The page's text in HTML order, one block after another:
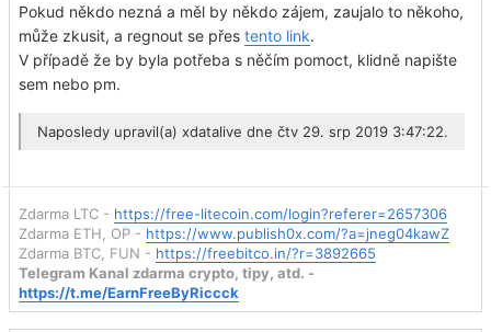
Pokud někdo nezná a měl by někdo zájem, zaujalo to někoho,
může zkusit, a regnout se přes tento link.
V případě že by byla potřeba s něčím pomoct, klidně napište
sem nebo pm.
Naposledy upravil(a) xdatalive dne čtv 29. srp 2019 3:47:22.
Zdarma LTC - https://free-litecoin.com/login?referer=2657306
Zdarma ETH, OP - https://www.publish0x.com/?a=jneg04kawZ
Zdarma BTC, FUN - https://freebitco.in/?r=3892665
Telegram Kanal zdarma crypto, tipy, atd. -
https://t.me/EarnFreeByRiccck